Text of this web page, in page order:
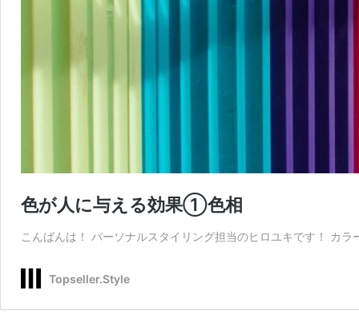
色が人に与える効果①色相
こんばんは！ パーソナルスタイリング担当のヒロユキです！ カ
Topseller.Style